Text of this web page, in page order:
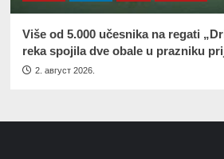
Više od 5.000 učesnika na regati
reka spojila dve obale u prazniku
2. август 2026.